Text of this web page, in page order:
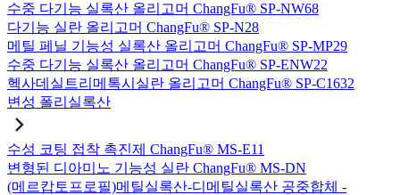
수중 다기능 실록산 올리고머 ChangFu® SP-NW68
다기능 실란 올리고머 ChangFu® SP-N28
메틸 페닐 기능성 실록산 올리고머 ChangFu® SP-MP29
수중 다기능 실록산 올리고머 ChangFu® SP-ENW22
헥사데실트리메톡시실란 올리고머 ChangFu® SP-C1632
변성 폴리실록산
수성 코팅 접착 촉진제 ChangFu® MS-E11
변형된 디아미노 기능성 실란 ChangFu® MS-DN
(메르캅토프로필)메틸실록산-디메틸실록산 공중합체 -